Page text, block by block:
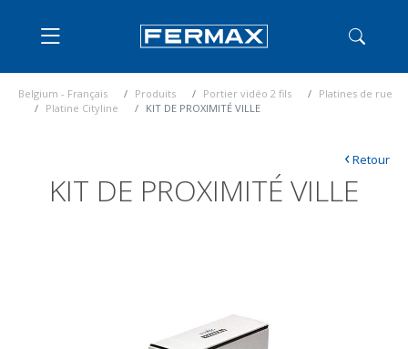
Belgium - Français Produits Portier vidéo 2 fils
Platines de rue
Platine Cityline
KIT DE PROXIMITÉ VILLE
KIT DE PROXIMITÉ VILLE
‹Retour